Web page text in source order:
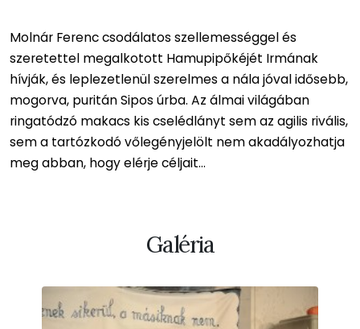
Molnár Ferenc csodálatos szellemességgel és
szeretettel megalkotott Hamupipőkéjét Irmának
hívják, és leplezetlenül szerelmes a nála jóval idősebb,
mogorva, puritán Sipos úrba. Az álmai világában
ringatódzó makacs kis cselédlányt sem az agilis rivális,
sem a tartózkodó vőlegényjelölt nem akadályozhatja
meg abban, hogy elérje céljait...
Galéria